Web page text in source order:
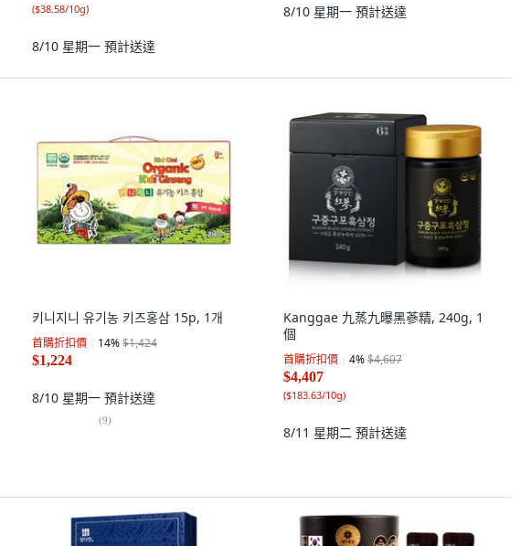
($38.58/10g)
8/10 星期一 預計送達
8/10 星期一 預計送達
키니지니 유기농 키즈홍삼 15p, 1개
首購折扣價 14%$1,424
$1,224
8/10 星期一 預計送達
(9)
Kanggae 九蒸九曝黑蔘精, 240g, 1
個
首購折扣價 4%$4,607
$4,407
($183.63/10g)
8/11 星期二 預計送達